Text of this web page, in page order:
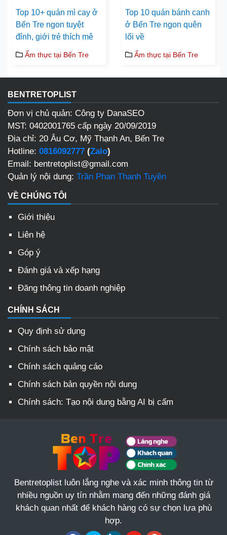
Top 10+ quán mì cay ở
Bến Tre ngon tuyệt
đỉnh, giới trẻ thích mê
Ẩm thực tại Bến Tre
Top 10 quán bánh canh
ở Bến Tre ngon quên
lối về
Ẩm thực tại Bến Tre
BENTRETOPLIST
Đơn vị chủ quản: Công ty DanaSEO
MST: 0402001765 cấp ngày 20/09/2019
Địa chỉ: 20 Âu Cơ, Mỹ Thạnh An, Bến Tre
Hotline: 0816092777 (Zalo)
Email: bentretoplist@gmail.com
Quản lý nội dung: Trần Phan Thanh Tuyền
VỀ CHÚNG TÔI
Giới thiệu
Liên hệ
Góp ý
Đánh giá và xếp hạng
Đăng thông tin doanh nghiệp
CHÍNH SÁCH
Quy định sử dụng
Chính sách bảo mật
Chính sách quảng cáo
Chính sách bản quyền nội dung
Chính sách: Tạo nội dung bằng AI bị cấm
Bentretoplist luôn lắng nghe và xác minh thông tin từ
nhiều nguồn uy tín nhằm mang đến những đánh giá
khách quan nhất để khách hàng có sự chọn lựa phù
hợp.